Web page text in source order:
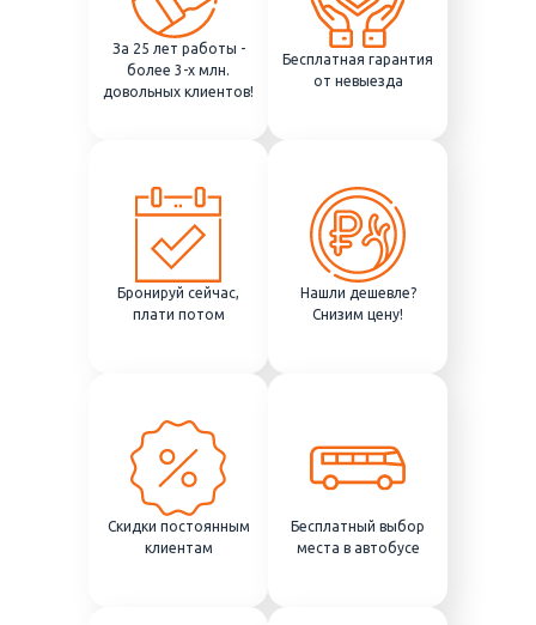
За 25 лет работы -
более 3-х млн.
довольных клиентов!
Бесплатная гарантия
от невыезда
Бронируй сейчас,
плати потом
Нашли дешевле?
Снизим цену!
Скидки постоянным
клиентам
Бесплатный выбор
места в автобусе